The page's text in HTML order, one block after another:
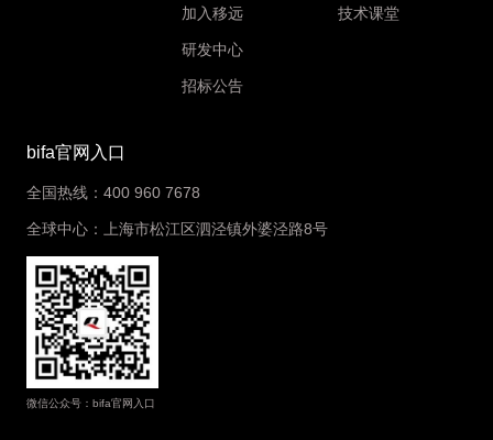
加入移远
研发中心
招标公告
技术课堂
bifa官网入口
全国热线：400 960 7678
全球中心：上海市松江区泗泾镇外婆泾路8号
微信公众号：bifa官网入口